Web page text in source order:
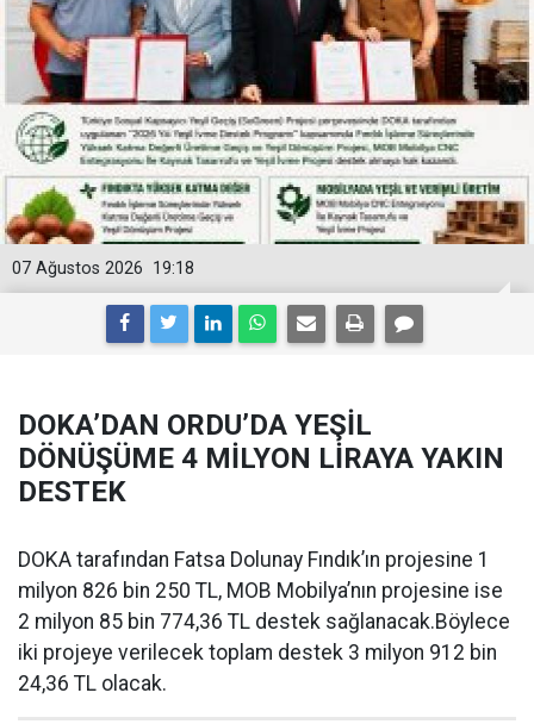
19:18
07 Ağustos 2026
DOKA’DAN ORDU’DA YEŞİL
DÖNÜŞÜME 4 MİLYON LİRAYA YAKIN
DESTEK
DOKA tarafından Fatsa Dolunay Fındık’ın projesine 1
milyon 826 bin 250 TL, MOB Mobilya’nın projesine ise
2 milyon 85 bin 774,36 TL destek sağlanacak.Böylece
iki projeye verilecek toplam destek 3 milyon 912 bin
24,36 TL olacak.